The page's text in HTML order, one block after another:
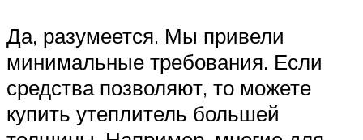
Да, разумеется. Мы привели
минимальные требования. Если
средства позволяют, то можете
купить утеплитель большей